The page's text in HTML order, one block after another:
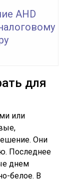
AHD
для
или
Они
Последнее
днем
белое. В